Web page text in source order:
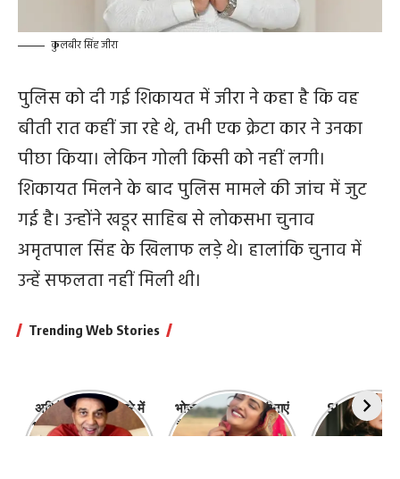
कुलबीर सिंह जीरा
पुलिस को दी गई शिकायत में जीरा ने कहा है कि वह
बीती रात कहीं जा रहे थे, तभी एक क्रेटा कार ने उनका
पीछा किया। लेकिन गोली किसी को नहीं लगी।
शिकायत मिलने के बाद पुलिस मामले की जांच में जुट
गई है। उन्होंने खडूर साहिब से लोकसभा चुनाव
अमृतपाल सिंह के खिलाफ लड़े थे। हालांकि चुनाव में
उन्हें सफलता नहीं मिली थी।
Trending Web Stories
अभिनेता धर्मेंद्र के बारे में
10 रोचक बातें, जिनके बारे
भोजपुरी की ये 10 हसीनाएं
हैं सबसे खूबसूरत | top-
Shefali
‘कांटा लगा